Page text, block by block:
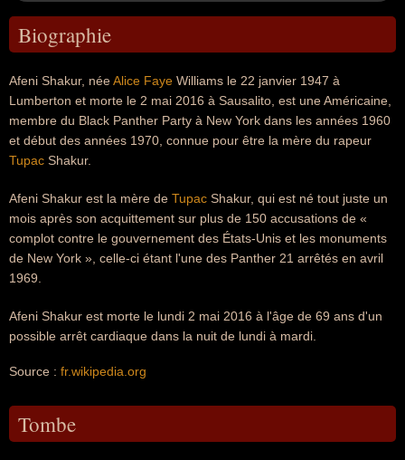
Biographie
Afeni Shakur, néeAlice Faye Williams le 22 janvier 1947 à
Lumberton et morte le 2 mai 2016 à Sausalito, est une Américaine,
membre du Black Panther Party à New York dans les années 1960
et début des années 1970, connue pour être la mère du rapeur
Tupac Shakur.
Afeni Shakur est la mère de Tupac Shakur, qui est né tout juste un
mois après son acquittement sur plus de 150 accusations de «
complot contre le gouvernement des États-Unis et les monuments
de New York », celle-ci étant l'une des Panther 21 arrêtés en avril
1969.
Afeni Shakur est morte le lundi 2 mai 2016 à l'âge de 69 ans d'un
possible arrêt cardiaque dans la nuit de lundi à mardi.
Source : fr.wikipedia.org
Tombe